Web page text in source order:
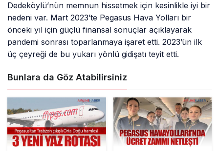
Dedeköylü’nün memnun hissetmek için kesinlikle iyi bir
nedeni var. Mart 2023’te Pegasus Hava Yolları bir
önceki yıl için güçlü finansal sonuçlar açıklayarak
pandemi sonrası toparlanmaya işaret etti. 2023’ün ilk
üç çeyreği de bu yukarı yönlü gidişatı teyit etti.
Bunlara da Göz Atabilirsiniz